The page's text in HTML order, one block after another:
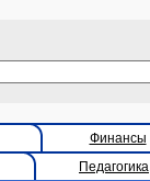
Финансы
Педагогика